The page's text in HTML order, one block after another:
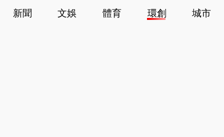
新聞 文娛 體育 環創 城市